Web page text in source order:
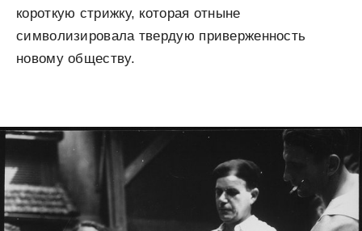
короткую стрижку, которая отныне
символизировала твердую приверженность
новому обществу.